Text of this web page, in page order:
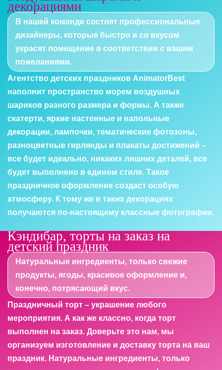
декорациями
В нашей команде состоят профессиональные
дизайнеры, которые быстро и со вкусом
украсят помещение в соответствии с вашим
пожеланиями.
Агентство детских праздников AnimatorBest
наполнит пространство морем воздушных
шариков разного размера и формы. А также
скатерти, яркие настенные и напольные
декорации, лампочки, тематические фотозоны,
разноцветные гирлянды и плакаты достижений –
все будет идеально, никаких лишних деталей, все
будет выполнено в едином стиле. Такое
праздничное оформление создаст особую
атмосферу. К тому же в таких декорациях
получаются по-настоящему классные фотографии.
Кэндибар, торты на заказ на
детский праздник
Натуральные ингредиенты, только свежие
продукты, ягоды, красивое оформление и,
конечно, потрясающий вкус.
Праздничный торт – украшение любого
мероприятия. А как же классно, когда торт
выполнен на заказ. Доверьте это нам, мы
организуем изготовление и доставку торта на ваш
праздник. Натуральные ингредиенты, только